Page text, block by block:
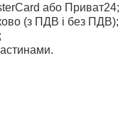
або Приват24;
(з ПДВ і без ПДВ);